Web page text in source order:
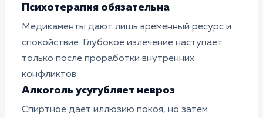
Психотерапия обязательна
Медикаменты дают лишь временный ресурс и
спокойствие. Глубокое излечение наступает
только после проработки внутренних
конфликтов.
Алкоголь усугубляет невроз
Спиртное дает иллюзию покоя, но затем